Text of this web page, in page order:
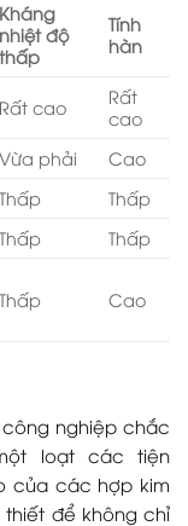
Kháng
nhiệt độ
thấp
Tính
hàn
Rất cao
Rất
cao
Vừa phải
Cao
Thấp
Thấp
Thấp
Thấp
Thấp Cao
công nghiệp chắc
loạt các tiện
của các hợp kim
để không chỉ